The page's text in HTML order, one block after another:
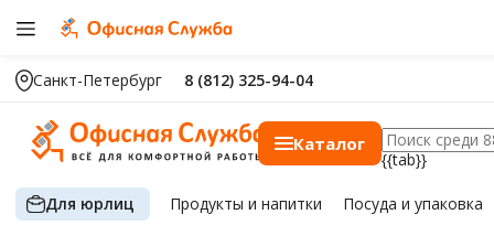
Санкт-Петербург 8 (812) 325-94-04
Каталог
{{tab}}
Для юрлиц Продуктыи напитки Посуда и упаковка